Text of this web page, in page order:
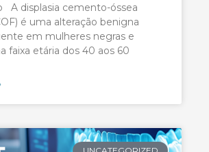
A displasia cemento-óssea
é uma alteração benigna
em mulheres negras e
faixa etária dos 40 aos 60